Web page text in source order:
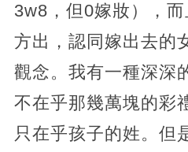
3w8，但0嫁妝），
方出，認同嫁出去的
觀念。我有一種深深
不在乎那幾萬塊的彩
只在乎孩子的姓。但